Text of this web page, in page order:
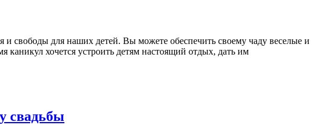
и свободы для наших детей. Вы можете обеспечить своему чаду веселые
каникул хочется устроить детям настоящий отдых, дать им
свадьбы